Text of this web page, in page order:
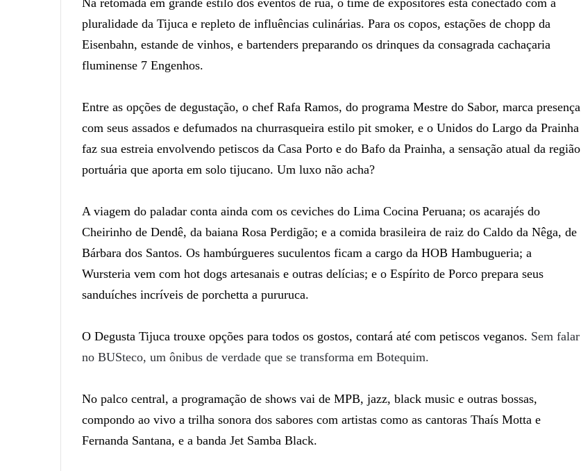
Na retomada em grande estilo dos eventos de rua, o time de expositores está conectado com a
pluralidade da Tijuca e repleto de influências culinárias. Para os copos, estações de chopp da
Eisenbahn, estande de vinhos, e bartenders preparando os drinques da consagrada cachaçaria
fluminense 7 Engenhos.
Entre as opções de degustação, o chef Rafa Ramos, do programa Mestre do Sabor, marca presença
com seus assados e defumados na churrasqueira estilo pit smoker, e o Unidos do Largo da Prainha
faz sua estreia envolvendo petiscos da Casa Porto e do Bafo da Prainha, a sensação atual da região
portuária que aporta em solo tijucano. Um luxo não acha?
A viagem do paladar conta ainda com os ceviches do Lima Cocina Peruana; os acarajés do
Cheirinho de Dendê, da baiana Rosa Perdigão; e a comida brasileira de raiz do Caldo da Nêga, de
Bárbara dos Santos. Os hambúrgueres suculentos ficam a cargo da HOB Hambugueria; a
Wursteria vem com hot dogs artesanais e outras delícias; e o Espírito de Porco prepara seus
sanduíches incríveis de porchetta a pururuca.
O Degusta Tijuca trouxe opções para todos os gostos, contará até com petiscos veganos. Sem falar
no BUSteco, um ônibus de verdade que se transforma em Botequim.
No palco central, a programação de shows vai de MPB, jazz, black music e outras bossas,
compondo ao vivo a trilha sonora dos sabores com artistas como as cantoras Thaís Motta e
Fernanda Santana, e a banda Jet Samba Black.